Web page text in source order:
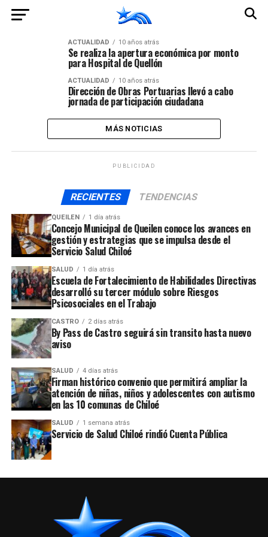
ACTUALIDAD 10 años atrás
Se realiza la apertura económica por monto
para Hospital de Quellón
ACTUALIDAD 10 años atrás
Dirección de Obras Portuarias llevó a cabo
jornada de participación ciudadana
MÁS NOTICIAS
PUBLICIDAD
RECIENTES TENDENCIAS
QUEILEN 1 día atrás
Concejo Municipal de Queilen conoce los avances en
gestión y estrategias que se impulsa desde el
Servicio Salud Chiloé
SALUD 1 día atrás
Escuela de Fortalecimiento de Habilidades Directivas
desarrolló su tercer módulo sobre Riesgos
Psicosociales en el Trabajo
CASTRO 2 días atrás
By Pass de Castro seguirá sin transito hasta nuevo
aviso
SALUD 4 días atrás
Firman histórico convenio que permitirá ampliar la
atención de niñas, niños y adolescentes con autismo
en las 10 comunas de Chiloé
SALUD 1 semana atrás
Servicio de Salud Chiloé rindió Cuenta Pública